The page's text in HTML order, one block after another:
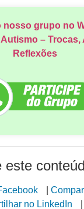
nosso grupo no
– Trocas,
Reflexões
este
|
no LinkedIn |